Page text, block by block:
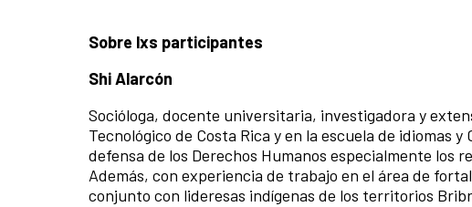
Sobre lxs participantes
Shi Alarcón
Socióloga, docente universitaria, investigadora y
Tecnológico de Costa Rica y en la escuela de idiomas
defensa de los Derechos Humanos especialmente los
Además, con experiencia de trabajo en el área de
conjunto con lideresas indígenas de los territorios